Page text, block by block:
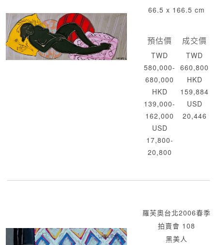
66.5 x 166.5 cm
預估價
TWD
580,000-
680,000
HKD
139,000-
162,000
USD
17,800-
20,800
成交價
TWD
660,800
HKD
159,884
USD
20,446
羅芙奧台北2006春季
拍賣會 108
黑美人